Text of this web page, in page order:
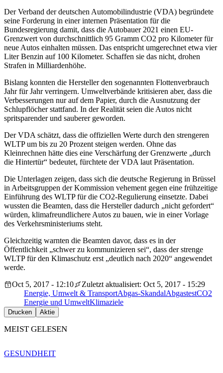
Der Verband der deutschen Automobilindustrie (VDA) begründete
seine Forderung in einer internen Präsentation für die
Bundesregierung damit, dass die Autobauer 2021 einen EU-
Grenzwert von durchschnittlich 95 Gramm CO2 pro Kilometer für
neue Autos einhalten müssen. Das entspricht umgerechnet etwa vier
Liter Benzin auf 100 Kilometer. Schaffen sie das nicht, drohen
Strafen in Milliardenhöhe.
Bislang konnten die Hersteller den sogenannten Flottenverbrauch
Jahr für Jahr verringern. Umweltverbände kritisieren aber, dass die
Verbesserungen nur auf dem Papier, durch die Ausnutzung der
Schlupflöcher stattfand. In der Realität seien die Autos nicht
spritsparender und sauberer geworden.
Der VDA schätzt, dass die offiziellen Werte durch den strengeren
WLTP um bis zu 20 Prozent steigen werden. Ohne das
Kleinrechnen hätte dies eine Verschärfung der Grenzwerte „durch
die Hintertür“ bedeutet, fürchtete der VDA laut Präsentation.
Die Unterlagen zeigen, dass sich die deutsche Regierung in Brüssel
in Arbeitsgruppen der Kommission vehement gegen eine frühzeitige
Einführung des WLTP für die CO2-Regulierung einsetzte. Dabei
wussten die Beamten, dass die Hersteller dadurch „nicht gefordert“
würden, klimafreundlichere Autos zu bauen, wie in einer Vorlage
des Verkehrsministeriums steht.
Gleichzeitig warnten die Beamten davor, dass es in der
Öffentlichkeit „schwer zu kommunizieren sei“, dass der strenge
WLTP für den Klimaschutz erst „deutlich nach 2020“ angewendet
werde.
Oct 5, 2017 - 12:10
Zuletzt aktualisiert: Oct 5, 2017 - 15:29
Energie, Umwelt & TransportAbgas-SkandalAbgastestCO2
Energie und UmweltKlimaziele
Drucken Aktie
MEIST GELESEN
GESUNDHEIT